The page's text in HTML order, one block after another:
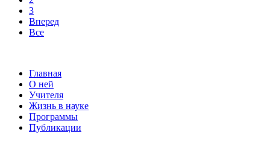
3
Вперед
Все
Главная
О ней
Учителя
Жизнь в науке
Программы
Публикации